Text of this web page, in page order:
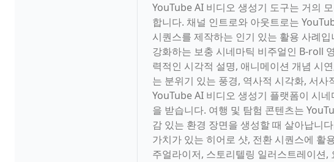
YouTube AI 비디오 생성기 도구는 거의
합니다. 채널 인트로와 아웃트로는
시퀀스를 제작하는 인기 있는 활용 사례
강화하는 보충 시네마틱 비주얼인 B-roll
력적인 시각적 설명, 애니메이션 개념 시
는 분위기 있는 풍경, 역사적 시각화, 서
YouTube AI 비디오 생성기 플랫폼이 시
을 받습니다. 여행 및 탐험 콘텐츠는
감 있는 환경 장면을 생성할 때 살아납니
가치가 있는 히어로 샷, 전환 시퀀스에 활
주얼라이저, 스토리텔링 일러스트레이션